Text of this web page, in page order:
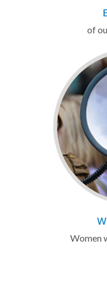
of
Women